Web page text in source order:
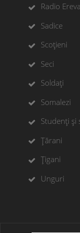
Radio
Sadice
Scoțieni
Seci
Soldați
Somalezi
Studenți și
Țărani
Țigani
Unguri